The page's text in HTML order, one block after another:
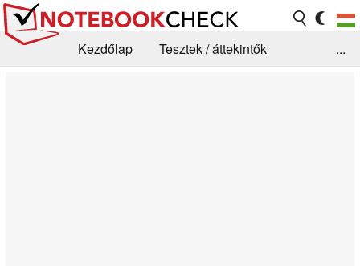
Kezdőlap
Tesztek / áttekintők
...